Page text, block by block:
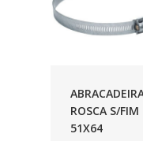
ROSCA S/FIM
51X64